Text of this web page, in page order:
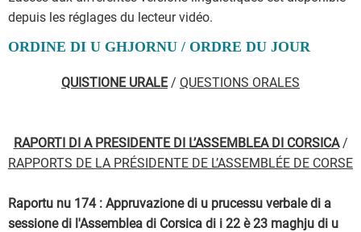
depuis les réglages du lecteur vidéo.
ORDINE DI U GHJORNU / ORDRE DU JOUR
QUISTIONE URALE/ QUESTIONS ORALES
RAPORTI DI A PRESIDENTE DI L’ASSEMBLEA DI CORSICA/
RAPPORTS DE LA PRÉSIDENTE DE L’ASSEMBLÉE DE CORSE
Raportu nu 174 : Appruvazione di u prucessu verbale di a
sessione di l'Assemblea di Corsica di i 22 è 23 maghju di u